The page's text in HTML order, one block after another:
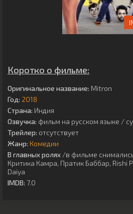
Коротко о фильме:
Оригинальное название: Mitron
Год: 2018
Страна: Индия
Озвучка: фильм на русском языке /
Трейлер: отсутствует
Жанр: Комедии
В главных ролях /в фильме
Критика Камра, Пратик Баббар, Rishi
Daiya
IMDB: 7.0